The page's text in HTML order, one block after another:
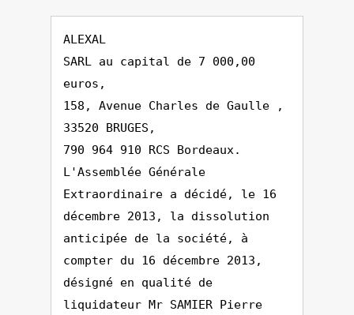
ALEXAL
SARL au capital de 7 000,00
euros,
158, Avenue Charles de Gaulle ,
33520 BRUGES,
790 964 910 RCS Bordeaux.
L'Assemblée Générale
Extraordinaire a décidé, le 16
décembre 2013, la dissolution
anticipée de la société, à
compter du 16 décembre 2013,
désigné en qualité de
liquidateur Mr SAMIER Pierre